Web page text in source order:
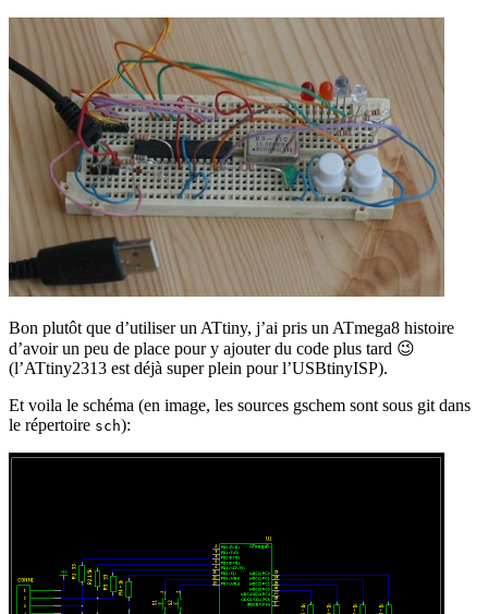
Bon plutôt que d’utiliser un ATtiny, j’ai pris un ATmega8 histoire
d’avoir un peu de place pour y ajouter du code plus tard 😉
(l’ATtiny2313 est déjà super plein pour l’USBtinyISP).
Et voila le schéma (en image, les sources gschem sont sous git dans
le répertoire sch):